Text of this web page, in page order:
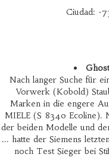
Ciudad: -
Nach langer Suche für
Vorwerk (Kobold)
Marken in die engere
MIELE (S 8340 Ecoline).
der beiden Modelle und
... hatte der Siemens
noch Test Sieger bei